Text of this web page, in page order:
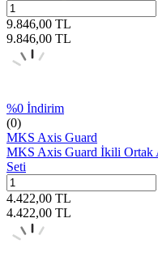
9.846,00 TL
9.846,00 TL
%0 İndirim
(0)
MKS Axis Guard
MKS Axis Guard İkili Ortak
Seti
4.422,00 TL
4.422,00 TL